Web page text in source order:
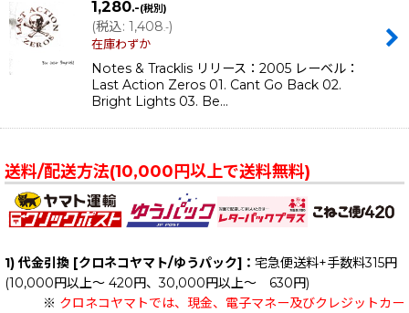
1,280.-(税別)
(税込: 1,408.-)
在庫わずか
Notes & Tracklis リリース：2005 レーベル：
Last Action Zeros 01. Cant Go Back 02.
Bright Lights 03. Be…
送料/配送方法(10,000円以上で送料無料)
1) 代金引換 [クロネコヤマト/ゆうパック]： 宅急便送料+手数料315円
(10,000円以上～ 420円、30,000円以上～ 630円)
※ クロネコヤマトでは、現金、電子マネー及びクレジットカー